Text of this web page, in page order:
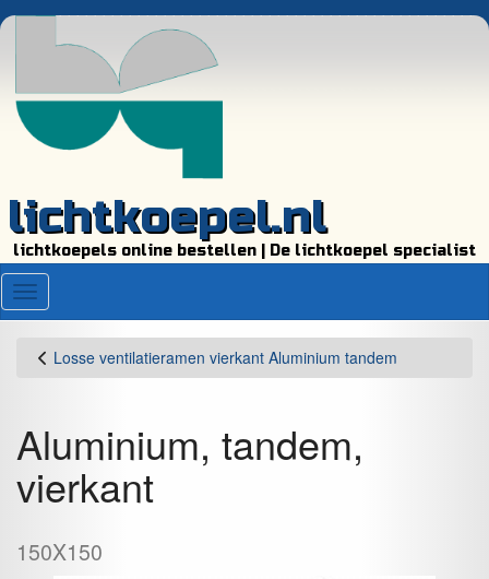
lichtkoepel.nl
lichtkoepels online bestellen | De lichtkoepel specialist
Menu
Losse ventilatieramen vierkant Aluminium tandem
Aluminium, tandem,
vierkant
150X150